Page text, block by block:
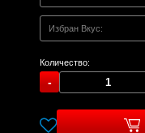
Избран Вкус:
Количество: